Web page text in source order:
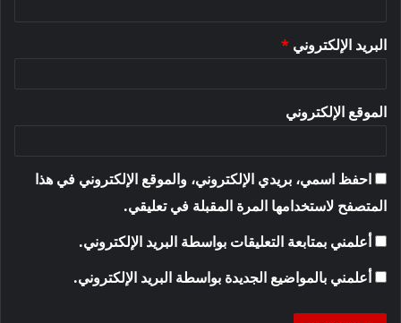
البريد الإلكتروني *
الموقع الإلكتروني
احفظ اسمي، بريدي الإلكتروني، والموقع الإلكتروني في هذا
المتصفح لاستخدامها المرة المقبلة في تعليقي.
أعلمني بمتابعة التعليقات بواسطة البريد الإلكتروني.
أعلمني بالمواضيع الجديدة بواسطة البريد الإلكتروني.